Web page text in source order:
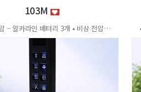
103M
• 사용 전압 – 알카라인 배터리 3개 • 비상 전압 - DC3.2V±0.2V • 전력 소비량 – 정전류 : ≤30μA 동작전류 : ≤150 MA • 사용 환경 – 온도 : 0℃ ~ +70℃ 습도 : RH 20% ~ RH95%RH 사용방법 < 잠금방법 > - 비밀번호 4자리 숫자를 입력하면 문이 자동으로 잠깁니다. < 찾는방법> - 입력했던 비밀번호 4자리 숫자를 누르면 자동으로 문이 열립니다. - 비밀번호를 잊었을 경우 마스터키 사용 가능 특징 - 마스터키 10개까지 등록가능 - 버튼 백라이트 - 배터리 방전 시 외부전원 공급기 사용가능 - 자동/수동 잠금 설정 가능 - 마스터 비밀번호 설정 가능 - 무음모드 가능 - 13.56MHZ